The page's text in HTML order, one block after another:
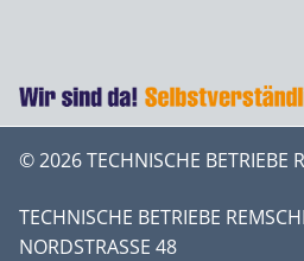
© 2026 TECHNISCHE BETRIEBE
TECHNISCHE BETRIEBE
NORDSTRASSE 48